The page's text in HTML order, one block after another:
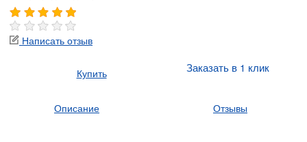
Написать отзыв
Купить Заказать в 1 клик
Описание Отзывы